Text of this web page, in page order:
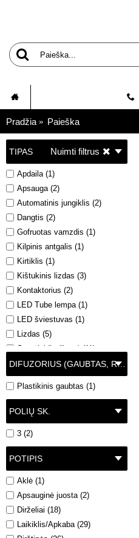
Pradžia Paieška
Nuimti filtrus
TIPAS
Apdaila (1)
Apsauga (2)
Automatinis jungiklis (2)
Dangtis (2)
Gofruotas vamzdis (1)
Kilpinis antgalis (1)
Kirtiklis (1)
Kištukinis lizdas (3)
Kontaktorius (2)
LED Tube lempa (1)
LED šviestuvas (1)
Lizdas (5)
Srovėlaidis (šyna) (11)
Sujungimo gnybtai (2)
Transformatorius (4)
Tvirtinimo elementai (46)
Įrankiai (85)
Šviestuvas (1)
DIFUZORIUS (GAUBTAS, REFLEKTORIUS)
Plastikinis gaubtas (1)
POLIŲ SK.
3 (2)
POTIPIS
Aklė (1)
Apsauginė juosta (2)
Dirželiai (18)
Laikiklis/Apkaba (29)